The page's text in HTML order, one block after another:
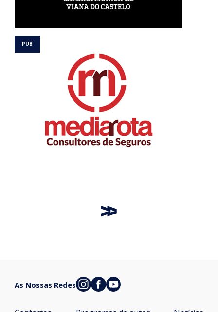
As Nossas Redes